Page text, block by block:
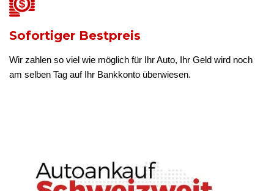
Sofortiger Bestpreis
Wir zahlen so viel wie möglich für Ihr Auto, Ihr Geld wird noch
am selben Tag auf Ihr Bankkonto überwiesen.